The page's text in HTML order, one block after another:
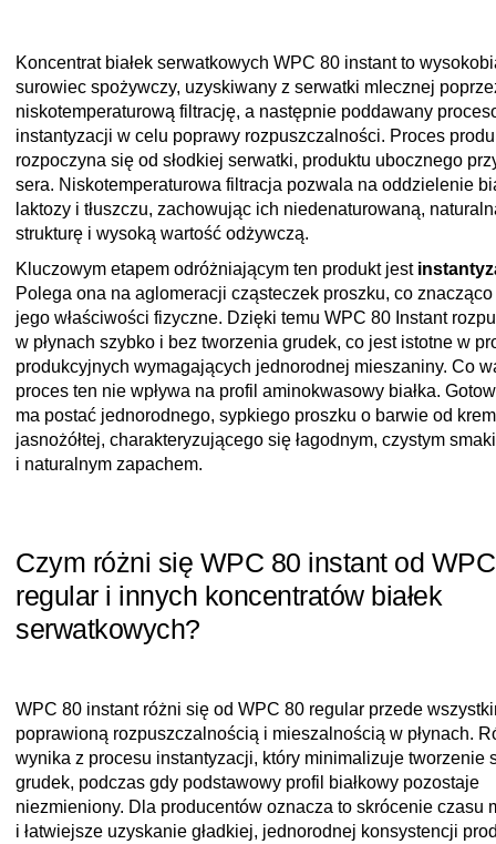
Koncentrat białek serwatkowych WPC 80 instant to
surowiec spożywczy, uzyskiwany z serwatki mlecznej
niskotemperaturową filtrację, a następnie poddawany
instantyzacji w celu poprawy rozpuszczalności. Proces
rozpoczyna się od słodkiej serwatki, produktu ubocznego
sera. Niskotemperaturowa filtracja pozwala na oddzielenie
laktozy i tłuszczu, zachowując ich niedenaturowaną,
strukturę i wysoką wartość odżywczą.
Kluczowym etapem odróżniającym ten produkt jest
Polega ona na aglomeracji cząsteczek proszku, co
jego właściwości fizyczne. Dzięki temu WPC 80 Instant
w płynach szybko i bez tworzenia grudek, co jest istotne w
produkcyjnych wymagających jednorodnej mieszaniny. Co
proces ten nie wpływa na profil aminokwasowy białka.
ma postać jednorodnego, sypkiego proszku o barwie od
jasnożółtej, charakteryzującego się łagodnym, czystym
i naturalnym zapachem.
Czym różni się WPC 80 instant od
regular i innych koncentratów białek
serwatkowych?
WPC 80 instant różni się od WPC 80 regular przede
poprawioną rozpuszczalnością i mieszalnością w płynach.
wynika z procesu instantyzacji, który minimalizuje tworzenie
grudek, podczas gdy podstawowy profil białkowy pozostaje
niezmieniony. Dla producentów oznacza to skrócenie czasu
i łatwiejsze uzyskanie gładkiej, jednorodnej konsystencji